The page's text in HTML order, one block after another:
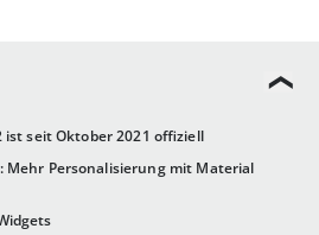
ist seit Oktober 2021 offiziell
Mehr Personalisierung mit Material